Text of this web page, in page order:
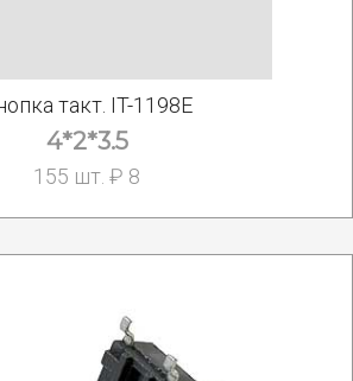
такт. IT-1198E
4*2*3.5
155 шт. ₽ 8